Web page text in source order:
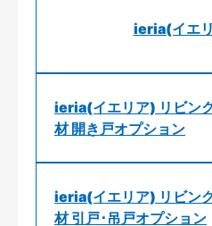
ieria(イエ
ieria(イエリア) リビン
材 開き戸オプション
ieria(イエリア) リビン
材 引戸･吊戸オプション